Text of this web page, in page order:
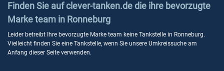
Finden Sie auf clever-tanken.de die ihre bevorzugte
Marke team in Ronneburg
Leider betreibt Ihre bevorzugte Marke team keine Tankstelle in Ronneburg.
Vielleicht finden Sie eine Tankstelle, wenn Sie unsere Umkreissuche am
Anfang dieser Seite verwenden.